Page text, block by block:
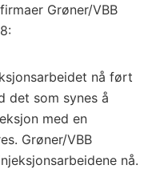
Grøner/VBB
nå ført
det som synes å
med en
Grøner/VBB
nå.